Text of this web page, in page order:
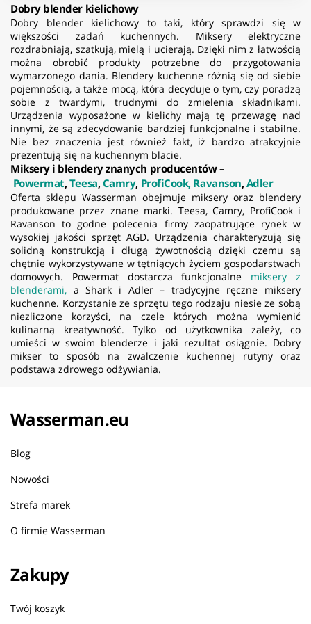
Dobry blender kielichowy
Dobry blender kielichowy to taki, który sprawdzi się w
większości zadań kuchennych. Miksery elektryczne
rozdrabniają, szatkują, mielą i ucierają. Dzięki nim z łatwością
można obrobić produkty potrzebne do przygotowania
wymarzonego dania. Blendery kuchenne różnią się od siebie
pojemnością, a także mocą, która decyduje o tym, czy poradzą
sobie z twardymi, trudnymi do zmielenia składnikami.
Urządzenia wyposażone w kielichy mają tę przewagę nad
innymi, że są zdecydowanie bardziej funkcjonalne i stabilne.
Nie bez znaczenia jest również fakt, iż bardzo atrakcyjnie
prezentują się na kuchennym blacie.
Miksery i blendery znanych producentów –
Powermat,Teesa,Camry, ProfiCook,Ravanson,Adler
Oferta sklepu Wasserman obejmuje miksery oraz blendery
produkowane przez znane marki. Teesa, Camry, ProfiCook i
Ravanson to godne polecenia firmy zaopatrujące rynek w
wysokiej jakości sprzęt AGD. Urządzenia charakteryzują się
solidną konstrukcją i długą żywotnością dzięki czemu są
chętnie wykorzystywane w tętniących życiem gospodarstwach
domowych. Powermat dostarcza funkcjonalne miksery z
blenderami, a Shark i Adler – tradycyjne ręczne miksery
kuchenne. Korzystanie ze sprzętu tego rodzaju niesie ze sobą
niezliczone korzyści, na czele których można wymienić
kulinarną kreatywność. Tylko od użytkownika zależy, co
umieści w swoim blenderze i jaki rezultat osiągnie. Dobry
mikser to sposób na zwalczenie kuchennej rutyny oraz
podstawa zdrowego odżywiania.
Wasserman.eu
Blog
Nowości
Strefa marek
O firmie Wasserman
Zakupy
Twój koszyk